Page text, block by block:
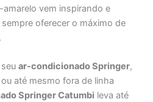
vem inspirando e
oferecer o máximo de
seuar-condicionado Springer,
até mesmo fora de linha
Springer Catumbi leva até